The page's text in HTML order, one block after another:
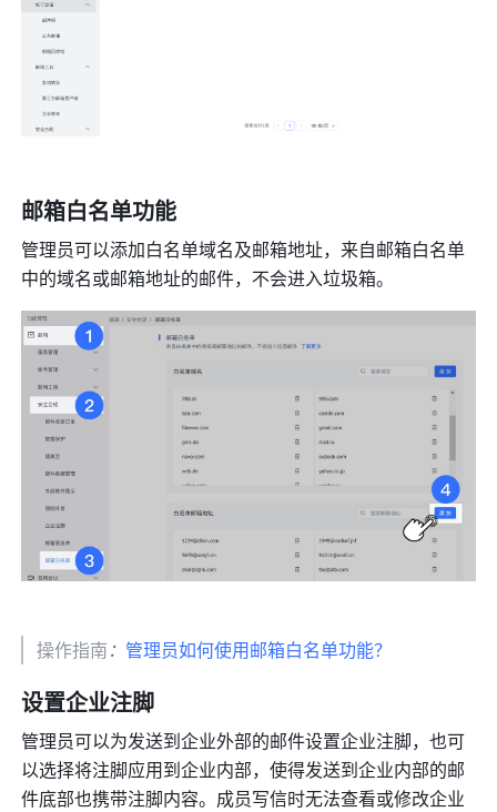
邮箱白名单功能
管理员可以添加白名单域名及邮箱地址，来自邮箱白名单
中的域名或邮箱地址的邮件，不会进入垃圾箱。
操作指南： 管理员如何使用邮箱白名单功能？
设置企业注脚
管理员可以为发送到企业外部的邮件设置企业注脚，也可
以选择将注脚应用到企业内部，使得发送到企业内部的邮
件底部也携带注脚内容。成员写信时无法查看或修改企业